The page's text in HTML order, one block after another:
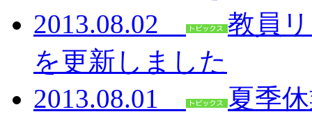
2013.08.02
教員
を更新しました
2013.08.01
夏季